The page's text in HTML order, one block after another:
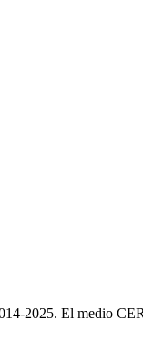
El medio